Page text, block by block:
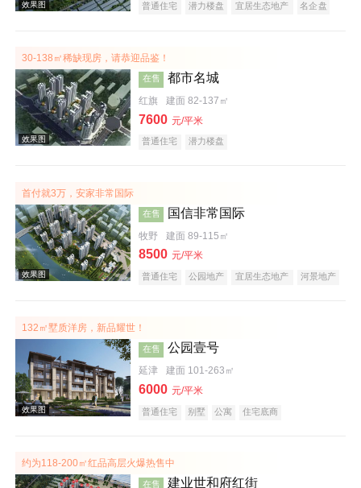
效果图
效果图
普通住宅 潜力楼盘 宜居生态地产 名企盘
30-138㎡稀缺现房，请恭迎品鉴！
在售 都市名城
红旗 建面 82-137㎡
7600 元/平米
普通住宅 潜力楼盘
首付就3万，安家非常国际
在售 国信非常国际
牧野 建面 89-115㎡
8500 元/平米
普通住宅 公园地产 宜居生态地产 河景地产
132㎡墅质洋房，新品耀世！
在售 公园壹号
延津 建面 101-263㎡
6000 元/平米
普通住宅 别墅 公寓
住宅底商
约为118-200㎡红品高层火爆热售中
在售 建业世和府红街